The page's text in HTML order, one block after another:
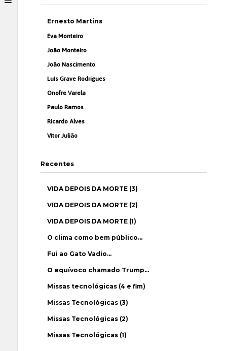
Ernesto Martins
Eva Monteiro
João Monteiro
João Nascimento
Luís Grave Rodrigues
Onofre Varela
Paulo Ramos
Ricardo Alves
Vítor Julião
Recentes
VIDA DEPOIS DA MORTE (3)
VIDA DEPOIS DA MORTE (2)
VIDA DEPOIS DA MORTE (1)
O clima como bem público…
Fui ao Gato Vadio…
O equívoco chamado Trump…
Missas tecnológicas (4 e fim)
Missas Tecnológicas (3)
Missas Tecnológicas (2)
Missas Tecnológicas (1)